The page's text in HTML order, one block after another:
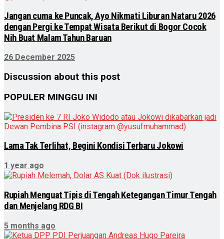
Jangan cuma ke Puncak, Ayo Nikmati Liburan Nataru 2026
dengan Pergi ke Tempat Wisata Berikut di Bogor Cocok
Nih Buat Malam Tahun Baruan
26 December 2025
Discussion about this post
POPULER MINGGU INI
Lama Tak Terlihat, Begini Kondisi Terbaru Jokowi
1 year ago
Rupiah Menguat Tipis di Tengah Ketegangan Timur Tengah
dan Menjelang RDG BI
5 months ago